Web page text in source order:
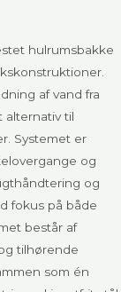
hulrumsbakke
af vand fra
til
Systemet er
og
og
fokus på både
består af
tilhørende
som én